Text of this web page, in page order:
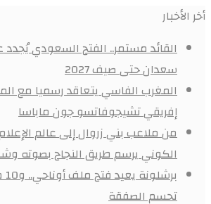
أخر الأخبار
القائد مستمر.. الفتح السعودي
سعدان حتى صيف 2027
المغرب الفاسي يتعاقد رسميا مع
إفريقي تشيجوفاتسو جون ماباسا
من ملاعب بني زروال إلى عالم
الكوني يرسم طريق النجاح بصوته
تحسم الصفقة